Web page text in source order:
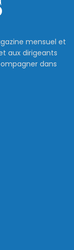
mensuel et
aux dirigeants
dans